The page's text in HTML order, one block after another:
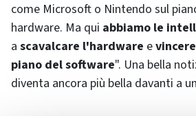
come Microsoft o Nintendo sul
hardware. Ma qui abbiamo le
a scavalcare l'hardware e
piano delsoftware". Una bella
diventa ancora più bella davanti a